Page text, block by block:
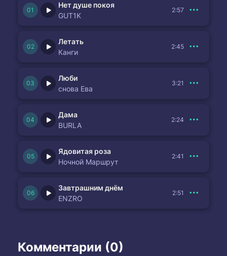
Нет душе покоя
GUT1K
2:57
Летать
Канги
2:45
Люби
снова Ева
3:21
Дама
BURLA
2:24
Ядовитая роза
Ночной Маршрут
2:41
Завтрашним днём
ENZRO
2:51
Комментарии (0)